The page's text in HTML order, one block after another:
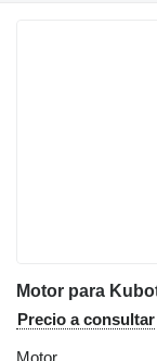
Motor para
Precio a consultar
Motor